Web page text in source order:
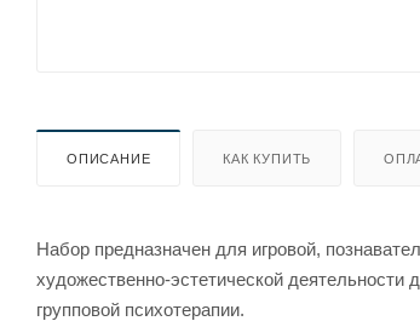
ОПИСАНИЕ КАК КУПИТЬ
Набор предназначен для игровой,
художественно-эстетической
групповой психотерапии.